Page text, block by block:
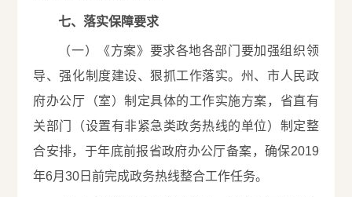
七、落实保障要求
（一）《方案》要求各地各部门要加强组织领
导、强化制度建设、狠抓工作落实。州、市人民政
府办公厅（室）制定具体的工作实施方案，省直有
关部门（设置有非紧急类政务热线的单位）制定整
合安排，于年底前报省政府办公厅备案，确保2019
年6月30日前完成政务热线整合工作任务。